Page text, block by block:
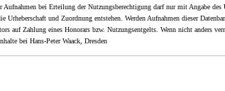
bei Erteilung der Nutzungsberechtigung darf nur mit Angabe des
und Zuordnung entstehen. Werden Aufnahmen dieser
auf Zahlung eines Honorars bzw. Nutzungsentgelts. Wenn nicht anders
bei Hans-Peter Waack, Dresden